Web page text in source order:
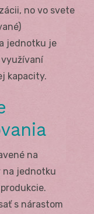
no vo svete
jednotku je
kapacity.
na
na jednotku
s nárastom